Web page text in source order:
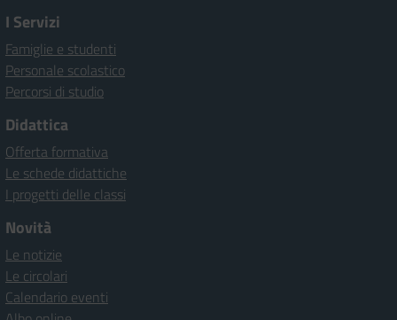
I Servizi
Famiglie e studenti
Personale scolastico
Percorsi di studio
Didattica
Offerta formativa
Le schede didattiche
I progetti delle classi
Novità
Le notizie
Le circolari
Calendario eventi